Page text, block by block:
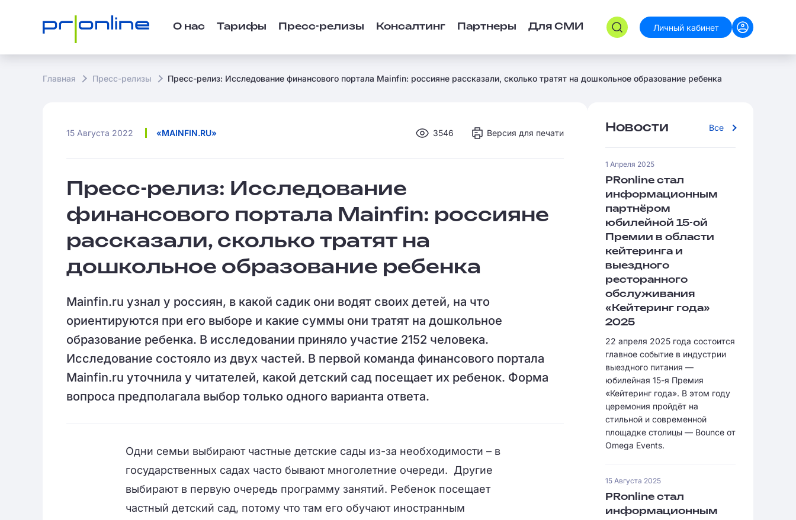
О нас Тарифы Пресс-релизы Консалтинг Партнеры Для СМИ Личный кабинет
Главная Пресс-релизы Пресс-релиз: Исследование финансового портала Mainfin: россияне рассказали, сколько тратят на дошкольное образование ребенка
15 Августа 2022 «MAINFIN.RU» 3546 Версия для печати
Пресс-релиз: Исследование
финансового портала Mainfin: россияне
рассказали, сколько тратят на
дошкольное образование ребенка
Mainfin.ru узнал у россиян, в какой садик они водят своих детей, на что
ориентируются при его выборе и какие суммы они тратят на дошкольное
образование ребенка. В исследовании приняло участие 2152 человека.
Исследование состояло из двух частей. В первой команда финансового портала
Mainfin.ru уточнила у читателей, какой детский сад посещает их ребенок. Форма
вопроса предполагала выбор только одного варианта ответа.
Одни семьи выбирают частные детские сады из-за необходимости – в
государственных садах часто бывают многолетние очереди. Другие
выбирают в первую очередь программу занятий. Ребенок посещает
частный детский сад, потому что там его обучают иностранным
Новости Все
1 Апреля 2025
PRonline стал
информационным
партнёром
юбилейной 15-ой
Премии в области
кейтеринга и
выездного
ресторанного
обслуживания
«Кейтеринг года»
2025
22 апреля 2025 года состоится
главное событие в индустрии
выездного питания —
юбилейная 15-я Премия
«Кейтеринг года». В этом году
церемония пройдёт на
стильной и современной
площадке столицы — Bounce от
Omega Events.
15 Августа 2025
PRonline стал
информационным